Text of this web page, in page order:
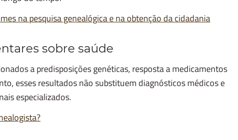
na pesquisa genealógica e na obtenção da cidadania
sobre saúde
a predisposições genéticas, resposta a medicamentos
esses resultados não substituem diagnósticos médicos e
especializados.